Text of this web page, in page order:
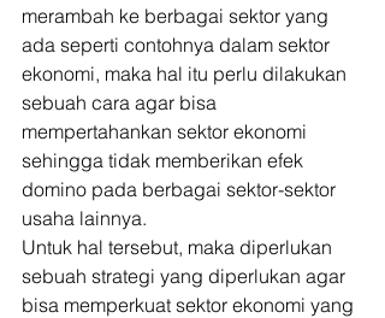
merambah ke berbagai sektor yang
ada seperti contohnya dalam sektor
ekonomi, maka hal itu perlu dilakukan
sebuah cara agar bisa
mempertahankan sektor ekonomi
sehingga tidak memberikan efek
domino pada berbagai sektor-sektor
usaha lainnya.
Untuk hal tersebut, maka diperlukan
sebuah strategi yang diperlukan agar
bisa memperkuat sektor ekonomi yang